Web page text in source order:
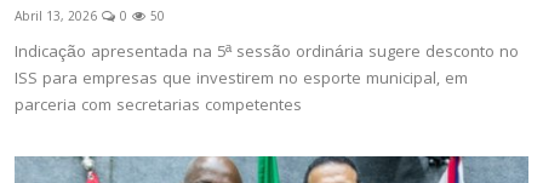
Abril 13, 2026 0 50
Indicação apresentada na 5ª sessão ordinária sugere desconto no
ISS para empresas que investirem no esporte municipal, em
parceria com secretarias competentes